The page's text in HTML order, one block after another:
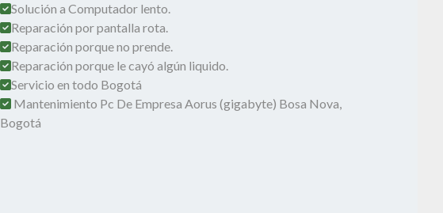
Solución a Computador lento.
Reparación por pantalla rota.
Reparación porque no prende.
Reparación porque le cayó algún liquido.
Servicio en todo Bogotá
Mantenimiento Pc De Empresa Aorus (gigabyte) Bosa Nova,
Bogotá